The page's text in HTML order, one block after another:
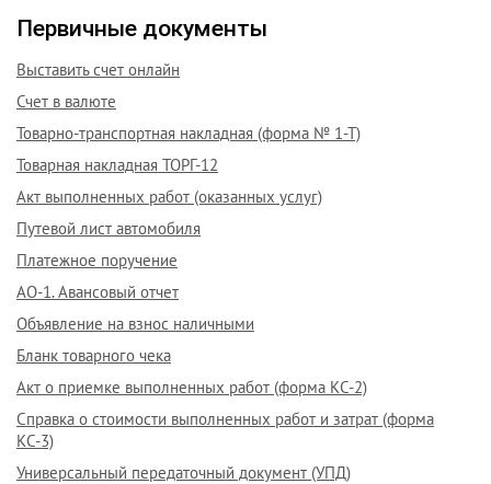
Первичные документы
Выставить счет онлайн
Счет в валюте
Товарно-транспортная накладная (форма № 1-Т)
Товарная накладная ТОРГ-12
Акт выполненных работ (оказанных услуг)
Путевой лист автомобиля
Платежное поручение
АО-1. Авансовый отчет
Объявление на взнос наличными
Бланк товарного чека
Акт о приемке выполненных работ (форма КС-2)
Справка о стоимости выполненных работ и затрат (форма
КС-3)
Универсальный передаточный документ (УПД)